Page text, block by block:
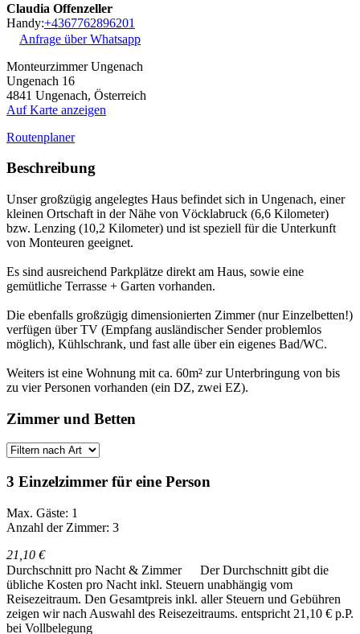
Claudia Offenzeller
Handy:+4367762896201
Anfrage über Whatsapp
Monteurzimmer Ungenach
Ungenach 16
4841 Ungenach, Österreich
Auf Karte anzeigen
Routenplaner
Beschreibung
Unser großzügig angelegtes Haus befindet sich in Ungenach, einer
kleinen Ortschaft in der Nähe von Vöcklabruck (6,6 Kilometer)
bzw. Lenzing (10,2 Kilometer) und ist speziell für die Unterkunft
von Monteuren geeignet.
Es sind ausreichend Parkplätze direkt am Haus, sowie eine
gemütliche Terrasse + Garten vorhanden.
Die ebenfalls großzügig dimensionierten Zimmer (nur Einzelbetten!)
verfügen über TV (Empfang ausländischer Sender problemlos
möglich), Kühlschrank, und fast alle über ein eigenes Bad/WC.
Weiters ist eine Wohnung mit ca. 60m² zur Unterbringung von bis
zu vier Personen vorhanden (ein DZ, zwei EZ).
Zimmer und Betten
3 Einzelzimmer für eine Person
Max. Gäste: 1
Anzahl der Zimmer: 3
21,10 €
Durchschnitt pro Nacht & Zimmer
Der Durchschnitt gibt die
übliche Kosten pro Nacht inkl. Steuern unabhängig vom
Reisezeitraum. Den Gesamtpreis inkl. aller Steuern und Gebühren
zeigen wir nach Auswahl des Reisezeitraums. entspricht 21,10 € p.P.
bei Vollbelegung